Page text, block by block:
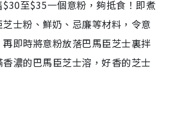
至$35一個意粉，夠抵食！即煮
士粉、鮮奶、忌廉等材料，令意
即時將意粉放落巴馬臣芝士裏拌
濃的巴馬臣芝士溶，好香的芝士